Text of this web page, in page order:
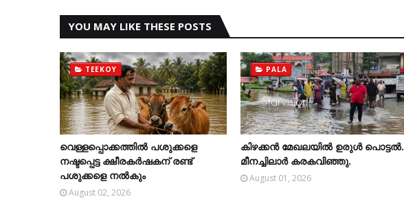
YOU MAY LIKE THESE POSTS
TEEKOY
വെള്ളപ്പൊക്കത്തില്‍ പശുക്കളെ
നഷ്ടപ്പെട്ട ക്ഷീരകര്‍ഷകന് രണ്ട്
പശുക്കളെ നല്‍കും
August 02, 2026
PALA
കിഴക്കന്‍ മേഖലയില്‍ ഉരുള്‍ പൊട്ടല്‍.
മീനച്ചിലാര്‍ കരകവിഞ്ഞു.
August 01, 2026